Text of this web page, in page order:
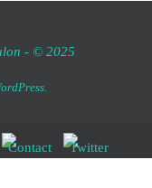
- © 2025